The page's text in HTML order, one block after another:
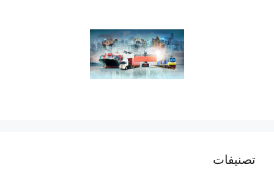
تصنيفات